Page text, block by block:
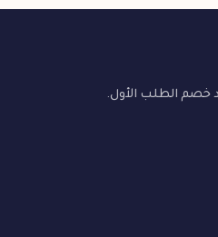
خصم الطلب الأول.